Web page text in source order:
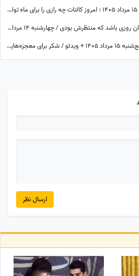
گردونه شانس امروز پنج‌شنبه 15 مرداد 1405 ؛ امروز کائنات چه رازی را برای ماه تولد تو فاش کرده؟
طالع‌بینی روز؛ شاید امروز همان روزی باشد که منتظرش بودی / چهارشنبه 14 مرداد 1405
شکرگزاری صبحگاهی امروز پنج‌شنبه 15 مرداد 1405 + ویدئو / شکر برای معجزه‌هایی که دیدم، برای نعمت‌هایی که هنوز ندیده‌ام، و برای آرزوهایی که همین حالا در مسیر رسیدن به من هستند
ارسال نظر